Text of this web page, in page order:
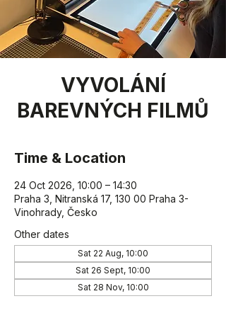
VYVOLÁNÍ
BAREVNÝCH FILMŮ
Time & Location
24 Oct 2026, 10:00 – 14:30
Praha 3, Nitranská 17, 130 00 Praha 3-
Vinohrady, Česko
Other dates
Sat 22 Aug, 10:00
Sat 26 Sept, 10:00
Sat 28 Nov, 10:00